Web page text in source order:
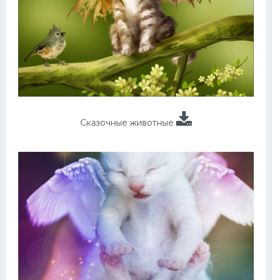
Сказочные животные